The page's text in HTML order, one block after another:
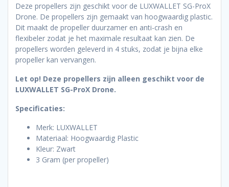
Deze propellers zijn geschikt voor de LUXWALLET SG-ProX
Drone. De propellers zijn gemaakt van hoogwaardig plastic.
Dit maakt de propeller duurzamer en anti-crash en
flexibeler zodat je het maximale resultaat kan zien. De
propellers worden geleverd in 4 stuks, zodat je bijna elke
propeller kan vervangen.
Let op! Deze propellers zijn alleen geschikt voor de
LUXWALLET SG-ProX Drone.
Specificaties:
Merk: LUXWALLET
Materiaal: Hoogwaardig Plastic
Kleur: Zwart
3 Gram (per propeller)